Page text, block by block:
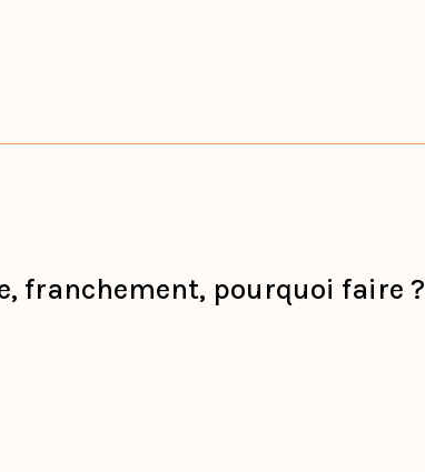
franchement, pourquoi faire ?